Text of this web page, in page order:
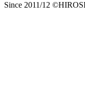
Since 2011/12